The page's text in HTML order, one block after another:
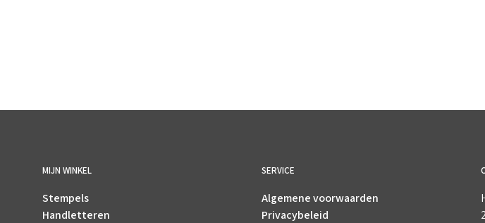
MIJN WINKEL
Stempels
Handletteren
SERVICE
Algemene voorwaarden
Privacybeleid